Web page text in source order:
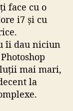
face cu o
i7 și cu
îi dau niciun
mai mari,
la